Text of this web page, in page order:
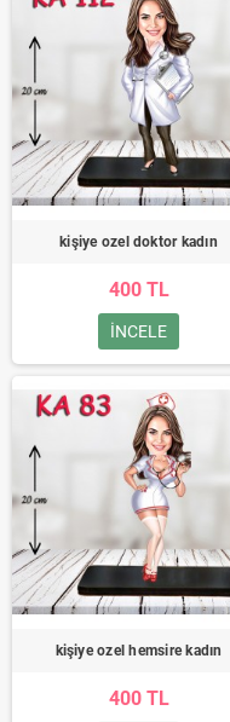
kişiye ozel doktor kadın
400 TL
INCELE
kişiye ozel hemsire kadın
400 TL